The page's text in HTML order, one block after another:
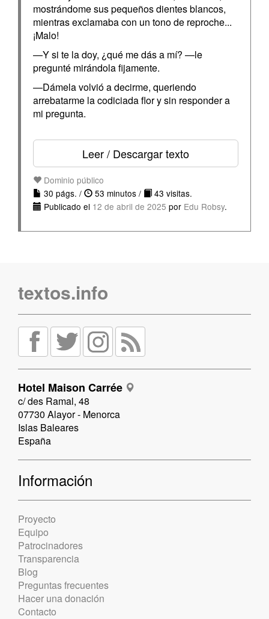
mostrándome sus pequeños dientes blancos,
mientras exclamaba con un tono de reproche...
¡Malo!
—Y si te la doy, ¿qué me dás a mí? —le
pregunté mirándola fijamente.
—Dámela volvió a decirme, queriendo
arrebatarme la codiciada flor y sin responder a
mi pregunta.
Leer / Descargar texto
Dominio público
30 págs. /
53 minutos /
43 visitas.
Publicado el 12 de abril de 2025 por Edu Robsy.
textos.info
Hotel Maison Carrée
c/ des Ramal, 48
07730 Alayor - Menorca
Islas Baleares
España
Información
Proyecto
Equipo
Patrocinadores
Transparencia
Blog
Preguntas frecuentes
Hacer una donación
Contacto